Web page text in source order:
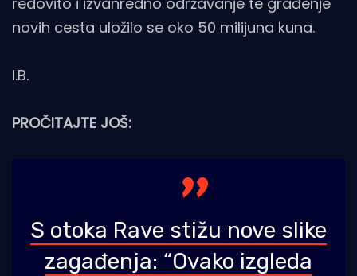
novih cesta uložilo se oko 50 milijuna kuna.
I.B.
PROČITAJTE JOŠ:
S otoka Rave stižu nove slike
zagađenja: “Ovako izgleda